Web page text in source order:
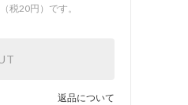
り（お見舞）
税20円）です。
返品について